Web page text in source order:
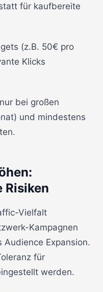
für kaufbereite
(z.B. 50€ pro
Klicks
bei großen
und mindestens
Risiken
Vielfalt
Kampagnen
Expansion.
für
werden.